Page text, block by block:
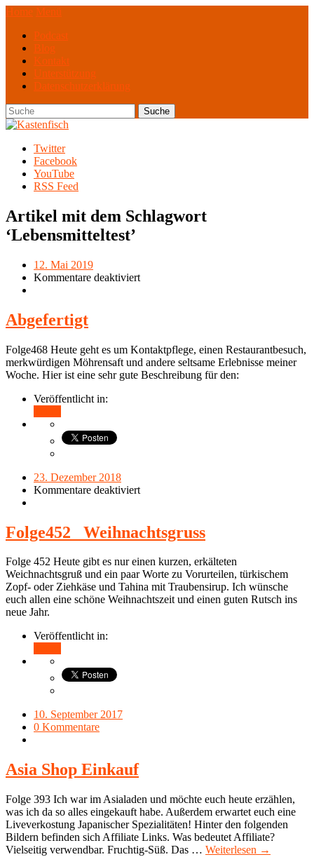
Home Menü
Podcast
Blog
Kontakt
Unterstützung
Datenschutzerklärung
Twitter
Facebook
YouTube
RSS Feed
Artikel mit dem Schlagwort
‘Lebensmitteltest’
12. Mai 2019
Kommentare deaktiviert
Abgefertigt
Folge468 Heute geht es um Kontaktpflege, einen Restaurantbesuch,
merkwürdigen Möhrensaft und andere seltsame Erlebnisse meiner
Woche. Hier ist eine sehr gute Beschreibung für den:
Veröffentlicht in:
23. Dezember 2018
Kommentare deaktiviert
Folge452_ Weihnachtsgruss
Folge 452 Heute gibt es nur einen kurzen, erkälteten
Weichnachtsgruß und ein paar Worte zu Vorurteilen, türkischem
Zopf- oder Ziehkäse und Tahina mit Traubensirup. Ich wünsche
euch allen eine schöne Weihnachtszeit und einen guten Rutsch ins
neue Jahr.
Veröffentlicht in:
10. September 2017
0 Kommentare
Asia Shop Einkauf
Folge 393 Ich war im Asialaden und möchte euch heute erzählen,
was ich da so alles eingekauft habe. Außerdem erwartet euch eine
Liveverkostung Japanischer Spezialitäten! Hinter den folgenden
Bildern befinden sich Affiliate Links. Was bedeutet Affiliate?
Vielseitig verwendbar. Fruchtig-Süß. Das … Weiterlesen →